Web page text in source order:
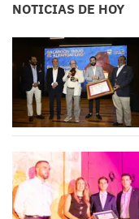
NOTICIAS DE HOY